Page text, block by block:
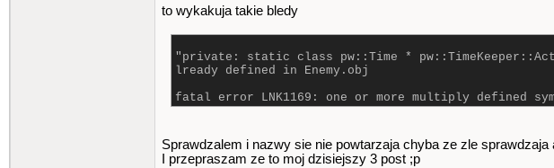
to wykakuja takie bledy
"private: static class pw::Time *
lready defined in Enemy.obj
fatal error LNK1169: one or more multiply defined
Sprawdzalem i nazwy sie nie powtarzaja chyba ze zle
I przepraszam ze to moj dzisiejszy 3 post ;p